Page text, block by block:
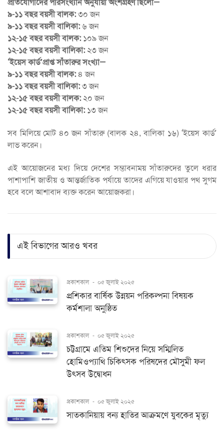
প্রতিযোগীদের পরিসংখ্যান অনুযায়ী অংশগ্রহণ ছিলো—
৯-১১ বছর বয়সী বালক: ৩০ জন
৯-১১ বছর বয়সী বালিকা: ৬ জন
১২-১৫ বছর বয়সী বালক: ১০৯ জন
১২-১৫ বছর বয়সী বালিকা: ২৩ জন
‘ইয়েস কার্ড’প্রাপ্ত সাঁতারুর সংখ্যা—
৯-১১ বছর বয়সী বালক: ৪ জন
৯-১১ বছর বয়সী বালিকা: ৩ জন
১২-১৫ বছর বয়সী বালক: ২০ জন
১২-১৫ বছর বয়সী বালিকা: ১৩ জন
সব মিলিয়ে মোট ৪০ জন সাঁতারু (বালক ২৪, বালিকা ১৬) ‘ইয়েস কার্ড’
লাভ করেন।
এই আয়োজনের মধ্য দিয়ে দেশের সম্ভাবনাময় সাঁতারুদের তুলে ধরার
পাশাপাশি জাতীয় ও আন্তর্জাতিক পর্যায়ে তাদের এগিয়ে যাওয়ার পথ সুগম
হবে বলে আশাবাদ ব্যক্ত করেন আয়োজকরা।
এই বিভাগের আরও খবর
প্রকাশকাল - ০৫ জুলাই ২০২৫
প্রশিকার বার্ষিক উন্নয়ন পরিকল্পনা বিষয়ক
কর্মশালা অনুষ্ঠিত
প্রকাশকাল - ০৫ জুলাই ২০২৫
চট্টগ্রামে এতিম শিশুদের নিয়ে সম্মিলিত
হোমিওপ্যাথি চিকিৎসক পরিষদের মৌসুমী ফল
উৎসব উদ্বোধন
প্রকাশকাল - ০৫ জুলাই ২০২৫
সাতকানিয়ায় বন্য হাতির আক্রমণে যুবকের মৃত্যু